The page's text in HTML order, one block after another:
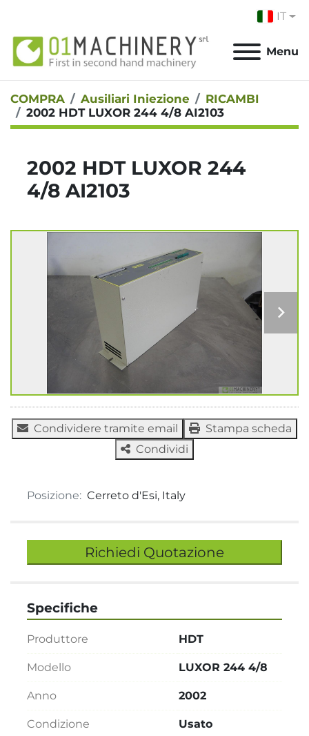
IT
Menu
COMPRA Ausiliari Iniezione
RICAMBI
2002 HDT LUXOR 244 4/8 AI2103
2002 HDT LUXOR 244
4/8 AI2103
Condividere tramite email
Stampa scheda
Condividi
Posizione: Cerreto d'Esi, Italy
Richiedi Quotazione
Specifiche
Produttore HDT
Modello LUXOR 244 4/8
Anno 2002
Condizione Usato